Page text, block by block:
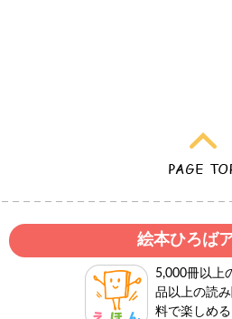
絵本ひろば
5,000冊以上
品以上の読
料で楽しめる